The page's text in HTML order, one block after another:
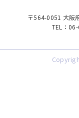
〒564-0051 大阪
TEL：